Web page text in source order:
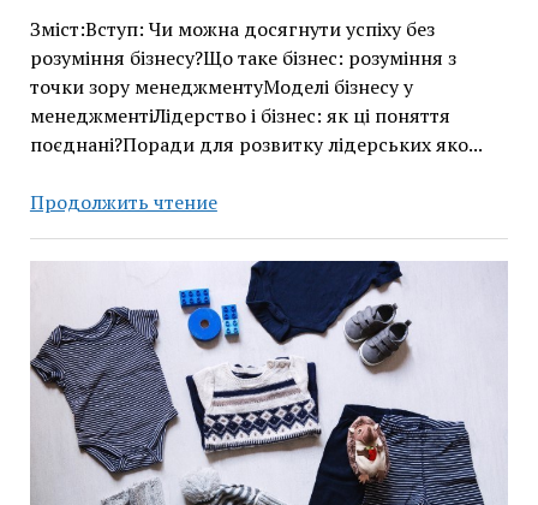
Зміст:Вступ: Чи можна досягнути успіху без
розуміння бізнесу?Що таке бізнес: розуміння з
точки зору менеджментуМоделі бізнесу у
менеджментіЛідерство і бізнес: як ці поняття
поєднані?Поради для розвитку лідерських яко...
Продолжить чтениеЩо
бізнес
менеджменті
та
лідерстві:
ключ
до
кар\’єрного
зростання